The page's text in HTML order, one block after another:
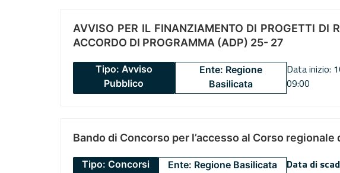
AVVISO PER IL FINANZIAMENTO DI PROGETTI DI
ACCORDO DI PROGRAMMA (ADP) 25- 27
Tipo: Avviso
Pubblico
Ente: Regione
Basilicata
Data inizio:
09:00
Bando di Concorso per l’accesso al Corso
Tipo: Concorsi Ente: Regione Basilicata Data di